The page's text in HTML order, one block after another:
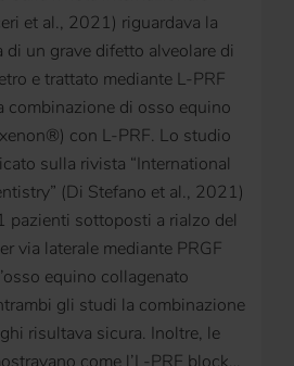
et al., 2021) riguardava la
di un grave difetto alveolare di
e trattato mediante L-PRF
combinazione di osso equino
con L-PRF. Lo studio
sulla rivista “International
(Di Stefano et al., 2021)
pazienti sottoposti a rialzo del
via laterale mediante PRGF
equino collagenato
gli studi la combinazione
risultava sicura. Inoltre, le